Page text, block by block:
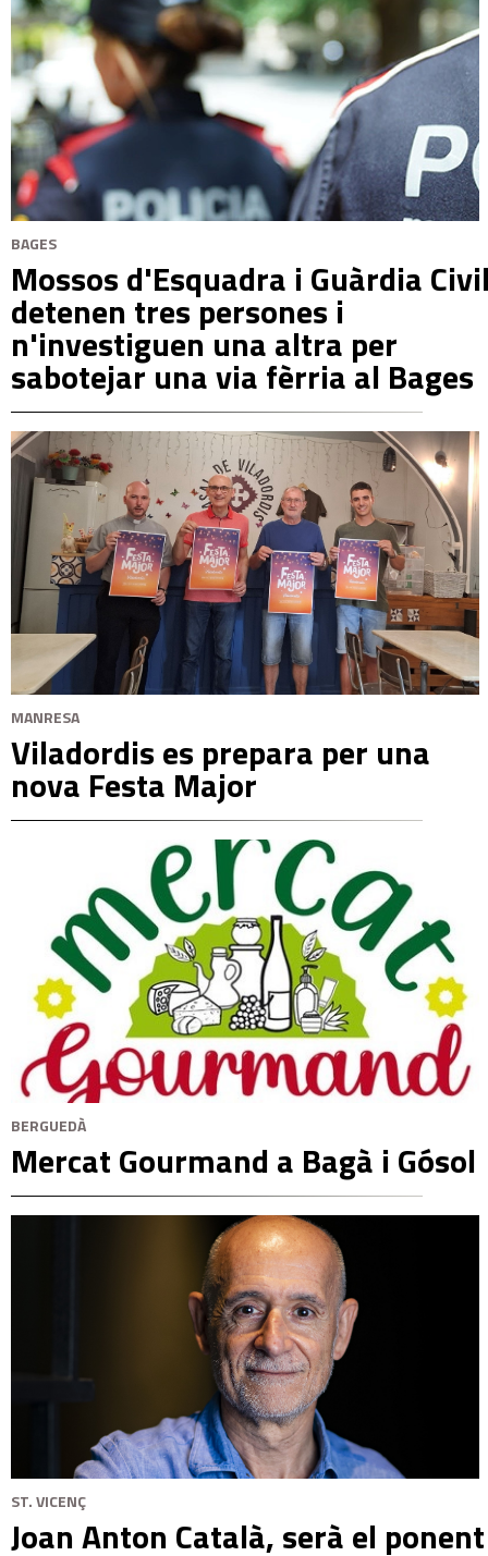
BAGES
Mossos d'Esquadra i Guàrdia
detenen tres persones i
n'investiguen una altra per
sabotejar una via fèrria al Bages
MANRESA
Viladordis es prepara per una
nova Festa Major
BERGUEDÀ
Mercat Gourmand a Bagà i Gósol
ST. VICENÇ
Joan Anton Català, serà el ponent